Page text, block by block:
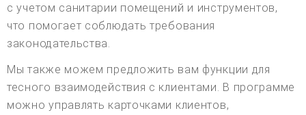
с учетом санитарии помещений и инструментов,
что помогает соблюдать требования
законодательства.
Мы также можем предложить вам функции для
тесного взаимодействия с клиентами. В программе
можно управлять карточками клиентов,